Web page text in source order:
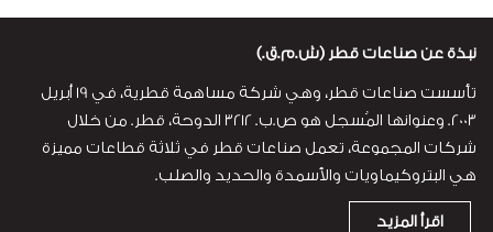
نبذة عن صناعات قطر (ش.م.ق.)
تأسست صناعات قطر، وهي شركة مساهمة قطرية، في 19 أبريل
2003. وعنوانها المُسجل هو ص.ب. 3212 الدوحة، قطر. من خلال
شركات المجموعة، تعمل صناعات قطر في ثلاثة قطاعات مميزة
هي البتروكيماويات والأسمدة والحديد والصلب.
اقرأ المزيد